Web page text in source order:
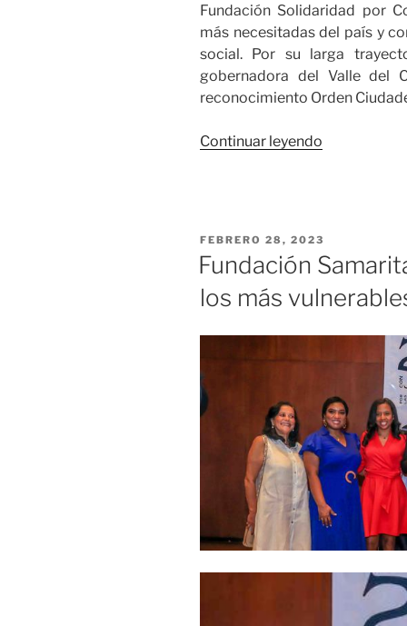
Fundación Solidaridad por
más necesitadas del país y
social. Por su larga
gobernadora del Valle del
reconocimiento Orden
Continuar leyendo
labor
altruista
de
Quintero
Balcázar»
PUBLICADO
EL
FEBRERO 28, 2023
Fundación
los más